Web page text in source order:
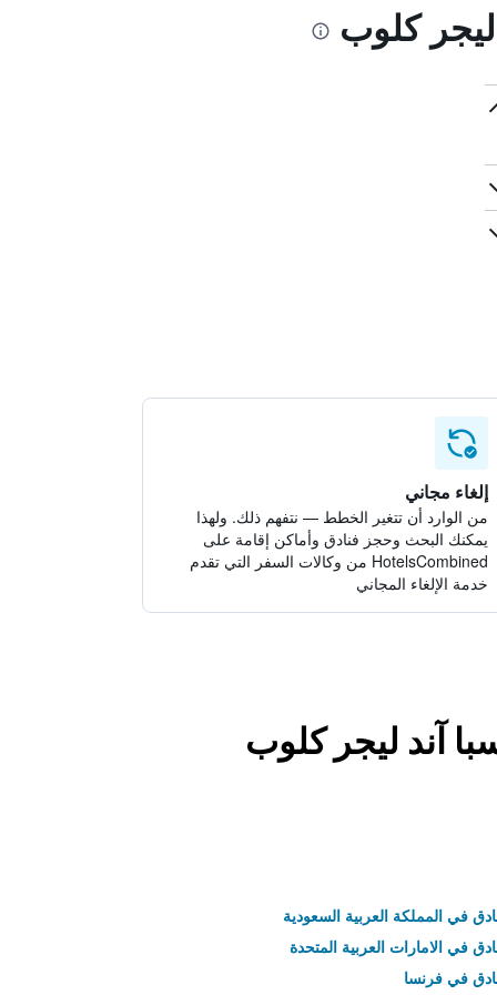
كلوب
إلغاء مجاني
من الوارد أن تتغير الخطط — نتفهم ذلك. ولهذا
يمكنك البحث وحجز فنادق وأماكن إقامة على
HotelsCombined من وكالات السفر التي تقدم
خدمة الإلغاء المجاني
آند ليجر كلوب
في المملكة العربية السعودية
في الامارات العربية المتحدة
في فرنسا